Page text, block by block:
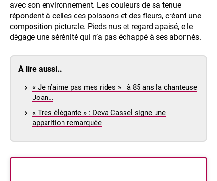
avec son environnement. Les couleurs de sa tenue
répondent à celles des poissons et des fleurs, créant une
composition picturale. Pieds nus et regard apaisé, elle
dégage une sérénité qui n’a pas échappé à ses abonnés.
À lire aussi…
« Je n’aime pas mes rides » : à 85 ans la chanteuse
Joan…
« Très élégante » : Deva Cassel signe une
apparition remarquée